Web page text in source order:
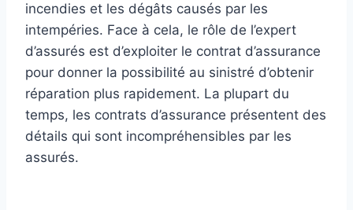
incendies et les dégâts causés par les
intempéries. Face à cela, le rôle de l’expert
d’assurés est d’exploiter le contrat d’assurance
pour donner la possibilité au sinistré d’obtenir
réparation plus rapidement. La plupart du
temps, les contrats d’assurance présentent des
détails qui sont incompréhensibles par les
assurés.